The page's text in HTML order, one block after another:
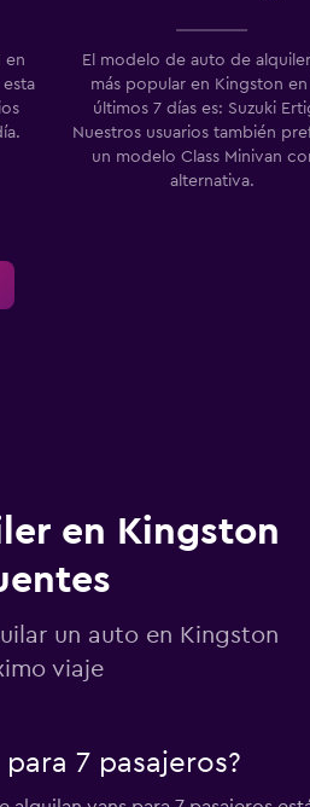
en
esta
El modelo de auto de alquiler
más popular en Kingston en
últimos 7 días es: Suzuki
Nuestros usuarios también
un modelo Class Minivan
alternativa.
en Kingston
un auto en Kingston
viaje
7 pasajeros?